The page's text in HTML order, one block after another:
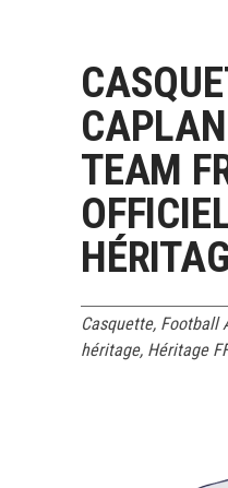
TEAM
Casquette, Football
héritage, Héritage